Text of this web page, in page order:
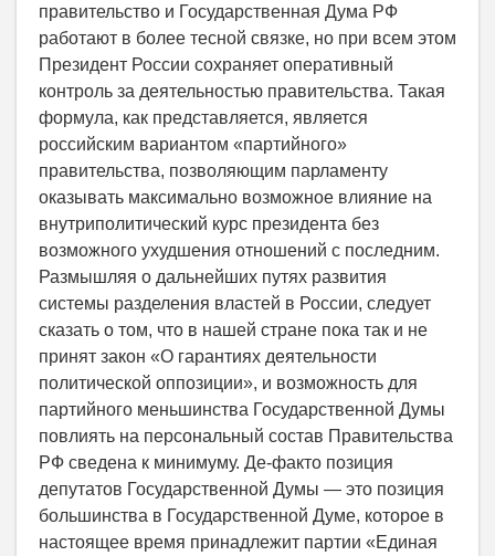
правительство и Государственная Дума РФ
работают в более тесной связке, но при всем этом
Президент России сохраняет оперативный
контроль за деятельностью правительства. Такая
формула, как представляется, является
российским вариантом «партийного»
правительства, позволяющим парламенту
оказывать максимально возможное влияние на
внутриполитический курс президента без
возможного ухудшения отношений с последним.
Размышляя о дальнейших путях развития
системы разделения властей в России, следует
сказать о том, что в нашей стране пока так и не
принят закон «О гарантиях деятельности
политической оппозиции», и возможность для
партийного меньшинства Государственной Думы
повлиять на персональный состав Правительства
РФ сведена к минимуму. Де-факто позиция
депутатов Государственной Думы — это позиция
большинства в Государственной Думе, которое в
настоящее время принадлежит партии «Единая